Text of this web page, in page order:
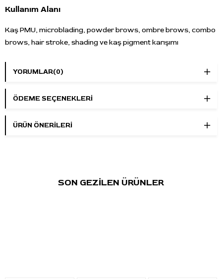
Kullanım Alanı
Kaş PMU, microblading, powder brows, ombre brows, combo
brows, hair stroke, shading ve kaş pigment karışımı
rengi, saç rengi, cilt alt tonu, mevcut pigment yoğunluğu ve
Set İçeriği
pigmentidir. Küllü bazlı kaş tonu planlamalarında
Sıcak karakterli açık taupe / blonde kaş
pigmentidir. Açık kaş ve sarı saç tonu planlamalarında
YORUMLAR(0)
ÖDEME SEÇENEKLERI
ÜRÜN ÖNERILERI
SON GEZİLEN ÜRÜNLER